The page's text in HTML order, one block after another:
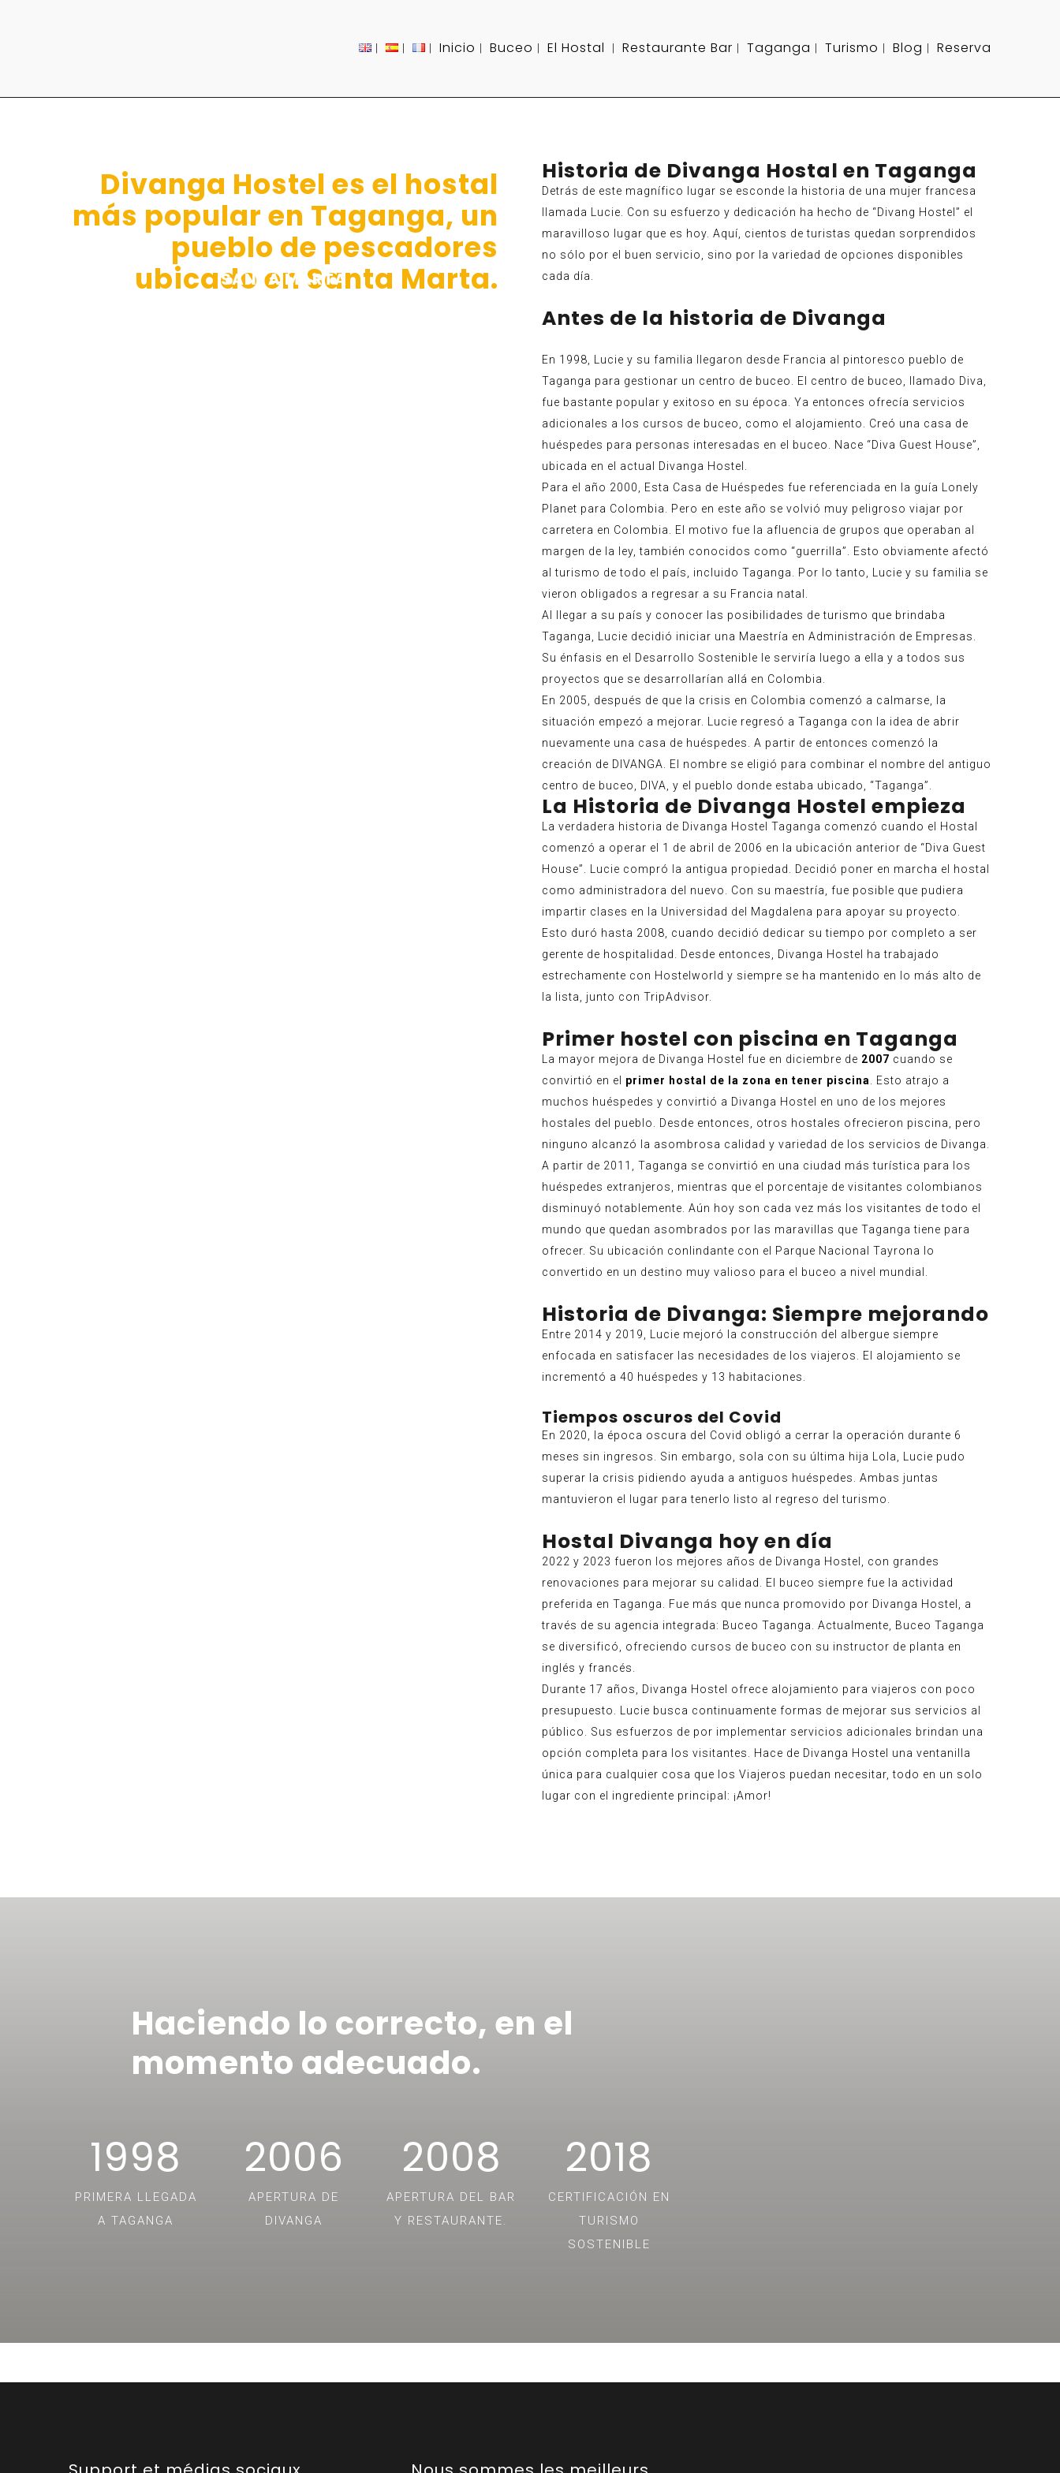
Inicio Buceo El Hostal Restaurante Bar Taganga Turismo Blog Reserva
Divanga Hostel es el hostal
más popular en Taganga, un
pueblo de pescadores
ubicado en Santa Marta.
SANTA MARTA
Historia de Divanga Hostal en Taganga
Detrás de este magnífico lugar se esconde la historia de una mujer francesa
llamada Lucie. Con su esfuerzo y dedicación ha hecho de “Divang Hostel” el
maravilloso lugar que es hoy. Aquí, cientos de turistas quedan sorprendidos
no sólo por el buen servicio, sino por la variedad de opciones disponibles
cada día.
Antes de la historia de Divanga
En 1998, Lucie y su familia llegaron desde Francia al pintoresco pueblo de
Taganga para gestionar un centro de buceo. El centro de buceo, llamado Diva,
fue bastante popular y exitoso en su época. Ya entonces ofrecía servicios
adicionales a los cursos de buceo, como el alojamiento. Creó una casa de
huéspedes para personas interesadas en el buceo. Nace “Diva Guest House”,
ubicada en el actual Divanga Hostel.
Para el año 2000, Esta Casa de Huéspedes fue referenciada en la guía Lonely
Planet para Colombia. Pero en este año se volvió muy peligroso viajar por
carretera en Colombia. El motivo fue la afluencia de grupos que operaban al
margen de la ley, también conocidos como “guerrilla”. Esto obviamente afectó
al turismo de todo el país, incluido Taganga. Por lo tanto, Lucie y su familia se
vieron obligados a regresar a su Francia natal.
Al llegar a su país y conocer las posibilidades de turismo que brindaba
Taganga, Lucie decidió iniciar una Maestría en Administración de Empresas.
Su énfasis en el Desarrollo Sostenible le serviría luego a ella y a todos sus
proyectos que se desarrollarían allá en Colombia.
En 2005, después de que la crisis en Colombia comenzó a calmarse, la
situación empezó a mejorar. Lucie regresó a Taganga con la idea de abrir
nuevamente una casa de huéspedes. A partir de entonces comenzó la
creación de DIVANGA. El nombre se eligió para combinar el nombre del antiguo
centro de buceo, DIVA, y el pueblo donde estaba ubicado, “Taganga”.
La Historia de Divanga Hostel empieza
La verdadera historia de Divanga Hostel Taganga comenzó cuando el Hostal
comenzó a operar el 1 de abril de 2006 en la ubicación anterior de “Diva Guest
House”. Lucie compró la antigua propiedad. Decidió poner en marcha el hostal
como administradora del nuevo. Con su maestría, fue posible que pudiera
impartir clases en la Universidad del Magdalena para apoyar su proyecto.
Esto duró hasta 2008, cuando decidió dedicar su tiempo por completo a ser
gerente de hospitalidad. Desde entonces, Divanga Hostel ha trabajado
estrechamente con Hostelworld y siempre se ha mantenido en lo más alto de
la lista, junto con TripAdvisor.
Primer hostel con piscina en Taganga
La mayor mejora de Divanga Hostel fue en diciembre de 2007 cuando se
convirtió en el primer hostal de la zona en tener piscina
. Esto atrajo a
muchos huéspedes y convirtió a Divanga Hostel en uno de los mejores
hostales del pueblo. Desde entonces, otros hostales ofrecieron piscina, pero
ninguno alcanzó la asombrosa calidad y variedad de los servicios de Divanga.
A partir de 2011, Taganga se convirtió en una ciudad más turística para los
huéspedes extranjeros, mientras que el porcentaje de visitantes colombianos
disminuyó notablemente. Aún hoy son cada vez más los visitantes de todo el
mundo que quedan asombrados por las maravillas que Taganga tiene para
ofrecer. Su ubicación conlindante con el Parque Nacional Tayrona lo
convertido en un destino muy valioso para el buceo a nivel mundial.
Historia de Divanga: Siempre mejorando
Entre 2014 y 2019, Lucie mejoró la construcción del albergue siempre
enfocada en satisfacer las necesidades de los viajeros. El alojamiento se
incrementó a 40 huéspedes y 13 habitaciones.
Tiempos oscuros del Covid
En 2020, la época oscura del Covid obligó a cerrar la operación durante 6
meses sin ingresos. Sin embargo, sola con su última hija Lola, Lucie pudo
superar la crisis pidiendo ayuda a antiguos huéspedes. Ambas juntas
mantuvieron el lugar para tenerlo listo al regreso del turismo.
Hostal Divanga hoy en día
2022 y 2023 fueron los mejores años de Divanga Hostel, con grandes
renovaciones para mejorar su calidad. El buceo siempre fue la actividad
preferida en Taganga. Fue más que nunca promovido por Divanga Hostel, a
través de su agencia integrada: Buceo Taganga. Actualmente, Buceo Taganga
se diversificó, ofreciendo cursos de buceo con su instructor de planta en
inglés y francés.
Durante 17 años, Divanga Hostel ofrece alojamiento para viajeros con poco
presupuesto. Lucie busca continuamente formas de mejorar sus servicios al
público. Sus esfuerzos de por implementar servicios adicionales brindan una
opción completa para los visitantes. Hace de Divanga Hostel una ventanilla
única para cualquier cosa que los Viajeros puedan necesitar, todo en un solo
lugar con el ingrediente principal: ¡Amor!
Haciendo lo correcto, en el
momento adecuado.
1998
PRIMERA LLEGADA
A TAGANGA
2006
APERTURA DE
DIVANGA
2008
APERTURA DEL BAR
Y RESTAURANTE.
2018
CERTIFICACIÓN EN
TURISMO
SOSTENIBLE